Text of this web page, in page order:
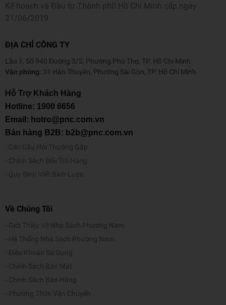
Kế hoạch và Đầu tư Thành phố Hồ Chí Minh cấp ngày
21/06/2019
ĐỊA CHỈ CÔNG TY
Lầu 1, Số 940 Đường 3/2, Phường Phú Thọ, TP. Hồ Chí Minh
Văn phòng: 31 Hàn Thuyên, Phường Sài Gòn, TP. Hồ Chí Minh
Hỗ Trợ Khách Hàng
Hotline: 1900 6656
Email: hotro@pnc.com.vn
Bán hàng B2B: b2b@pnc.com.vn
Các Câu Hỏi Thường Gặp
Chính Sách Đổi/Trả Hàng
Quy Định Viết Bình Luận
Về Chúng Tôi
Giới Thiệu Về Nhà Sách Phương Nam
Hệ Thống Nhà Sách Phương Nam
Điều Khoản Sử Dụng
Chính Sách Bảo Mật
Chính Sách Bán Hàng
Phương Thức Vận Chuyển